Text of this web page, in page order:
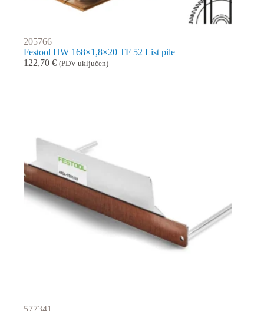
205766
Festool HW 168×1,8×20 TF 52 List pile
122,70 € (PDV uključen)